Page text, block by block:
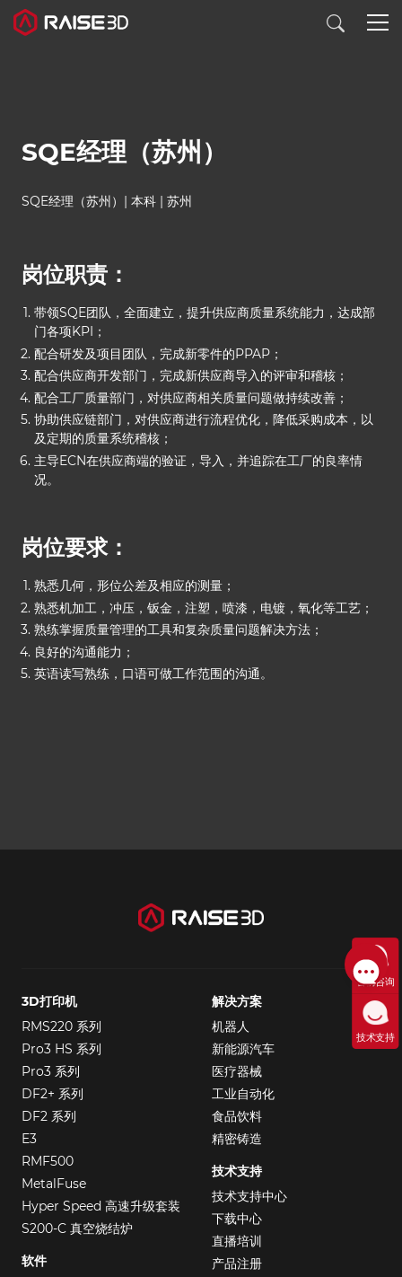
软件
行业应用
发现
SQE经理（苏州）
SQE经理（苏州）| 本科 | 苏州
岗位职责：
带领SQE团队，全面建立，提升供应商质量系统能力，达成部
门各项KPI；
配合研发及项目团队，完成新零件的PPAP；
配合供应商开发部门，完成新供应商导入的评审和稽核；
配合工厂质量部门，对供应商相关质量问题做持续改善；
协助供应链部门，对供应商进行流程优化，降低采购成本，以
及定期的质量系统稽核；
主导ECN在供应商端的验证，导入，并追踪在工厂的良率情
况。
岗位要求：
熟悉几何，形位公差及相应的测量；
熟悉机加工，冲压，钣金，注塑，喷漆，电镀，氧化等工艺；
熟练掌握质量管理的工具和复杂质量问题解决方法；
良好的沟通能力；
英语读写熟练，口语可做工作范围的沟通。
3D打印机
RMS220 系列
Pro3 HS 系列
Pro3 系列
DF2+ 系列
DF2 系列
E3
RMF500
MetalFuse
Hyper Speed 高速升级套装
S200-C 真空烧结炉
软件
解决方案
机器人
新能源汽车
医疗器械
工业自动化
食品饮料
精密铸造
技术支持
技术支持中心
下载中心
直播培训
产品注册
售前咨询
技术支持